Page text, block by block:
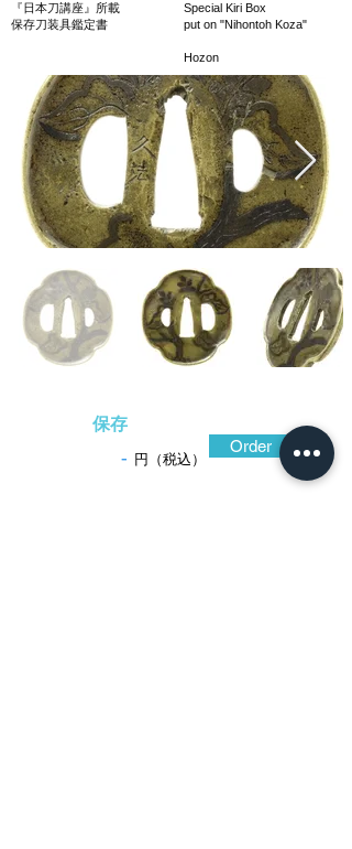
『日本刀講座』所載
保存刀装具鑑定書
Special Kiri Box
put on "Nihontoh Koza"
Hozon
保存
- 円（税込）
Order